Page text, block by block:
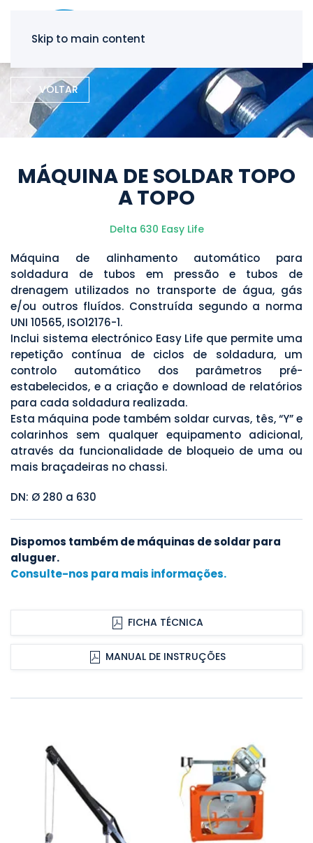
Skip to main content
VOLTAR
MÁQUINA DE SOLDAR TOPO
A TOPO
Delta 630 Easy Life
Máquina de alinhamento automático para
soldadura de tubos em pressão e tubos de
drenagem utilizados no transporte de água, gás
e/ou outros fluídos. Construída segundo a norma
UNI 10565, ISO12176-1.
Inclui sistema electrónico Easy Life que permite uma
repetição contínua de ciclos de soldadura, um
controlo automático dos parâmetros pré-
estabelecidos, e a criação e download de relatórios
para cada soldadura realizada.
Esta máquina pode também soldar curvas, tês, “Y” e
colarinhos sem qualquer equipamento adicional,
através da funcionalidade de bloqueio de uma ou
mais braçadeiras no chassi.
DN: Ø 280 a 630
Dispomos também de máquinas de soldar para
aluguer.
Consulte-nos para mais informações.
FICHA TÉCNICA
MANUAL DE INSTRUÇÕES